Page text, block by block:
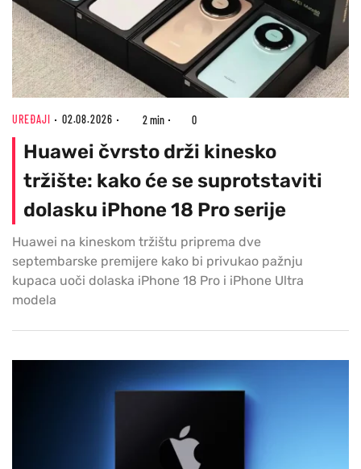
UREĐAJI 02.08.2026 2 min 0
Huawei čvrsto drži kinesko
tržište: kako će se suprotstaviti
dolasku iPhone 18 Pro serije
Huawei na kineskom tržištu priprema dve
septembarske premijere kako bi privukao pažnju
kupaca uoči dolaska iPhone 18 Pro i iPhone Ultra
modela